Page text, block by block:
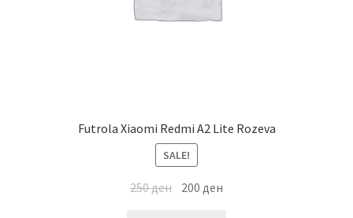
Futrola Xiaomi Redmi A2 Lite Rozeva
SALE!
250ден 200 ден